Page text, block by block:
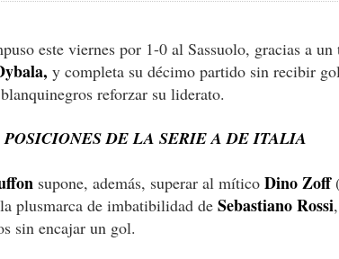
este viernes por 1-0 al Sassuolo, gracias a
y completa su décimo partido sin recibir
reforzar su liderato.
DE LA SERIE A DE ITALIA
supone, además, superar al mítico Dino Zoff
plusmarca de imbatibilidad de Sebastiano Rossi
sin encajar un gol.